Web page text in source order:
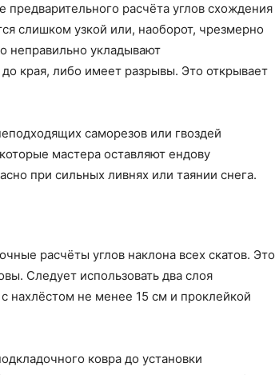
расчёта углов схождения
слишком узкой или, наоборот, чрезмерно
неправильно укладывают
края, либо имеет разрывы. Это открывает
саморезов или гвоздей
мастера оставляют ендову
при сильных ливнях или таянии снега.
расчёты углов наклона всех скатов. Это
Следует использовать два слоя
нахлёстом не менее 15 см и проклейкой
ковра до установки